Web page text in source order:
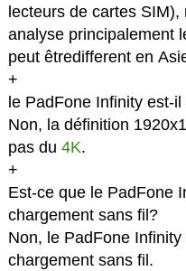
lecteurs de cartes
analyse principalement
peut êtredifferent en
+
le PadFone Infinity est-il
Non, la définition
pas du 4K.
+
Est-ce que le PadFone
chargement sans fil?
Non, le PadFone
chargement sans fil.